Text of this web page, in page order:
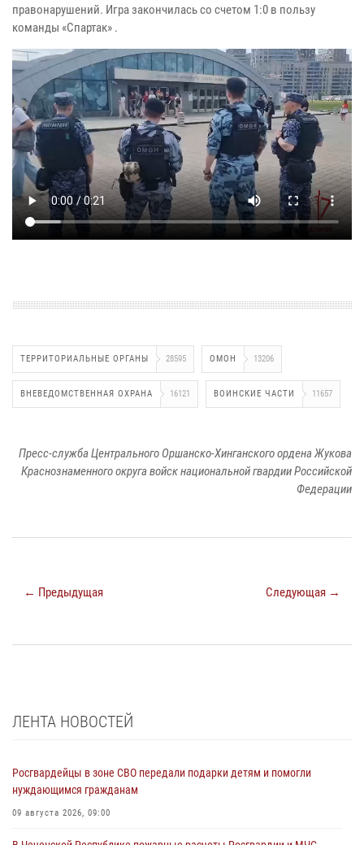
правонарушений. Игра закончилась со счетом 1:0 в пользу
команды «Спартак» .
ТЕРРИТОРИАЛЬНЫЕ ОРГАНЫ 28595 ОМОН 13206
ВНЕВЕДОМСТВЕННАЯ ОХРАНА 16121 ВОИНСКИЕ ЧАСТИ 11657
Пресс-служба Центрального Оршанско-Хинганского ордена Жукова
Краснознаменного округа войск национальной гвардии Российской
Федерации
← Предыдущая Следующая →
ЛЕНТА НОВОСТЕЙ
Росгвардейцы в зоне СВО передали подарки детям и помогли
нуждающимся гражданам
09 августа 2026, 09:00